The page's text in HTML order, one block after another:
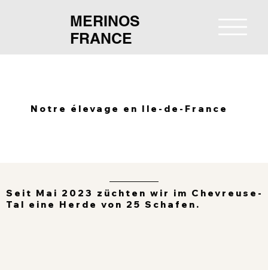
MERINOS
FRANCE
Notre élevage en Ile-de-France
Seit Mai 2023 züchten wir im Chevreuse-
Tal eine Herde von 25 Schafen.